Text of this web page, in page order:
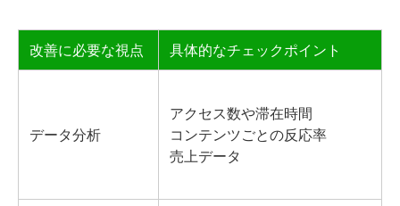
改善に必要な視点 具体的なチェックポイント
データ分析
アクセス数や滞在時間
コンテンツごとの反応率
売上データ